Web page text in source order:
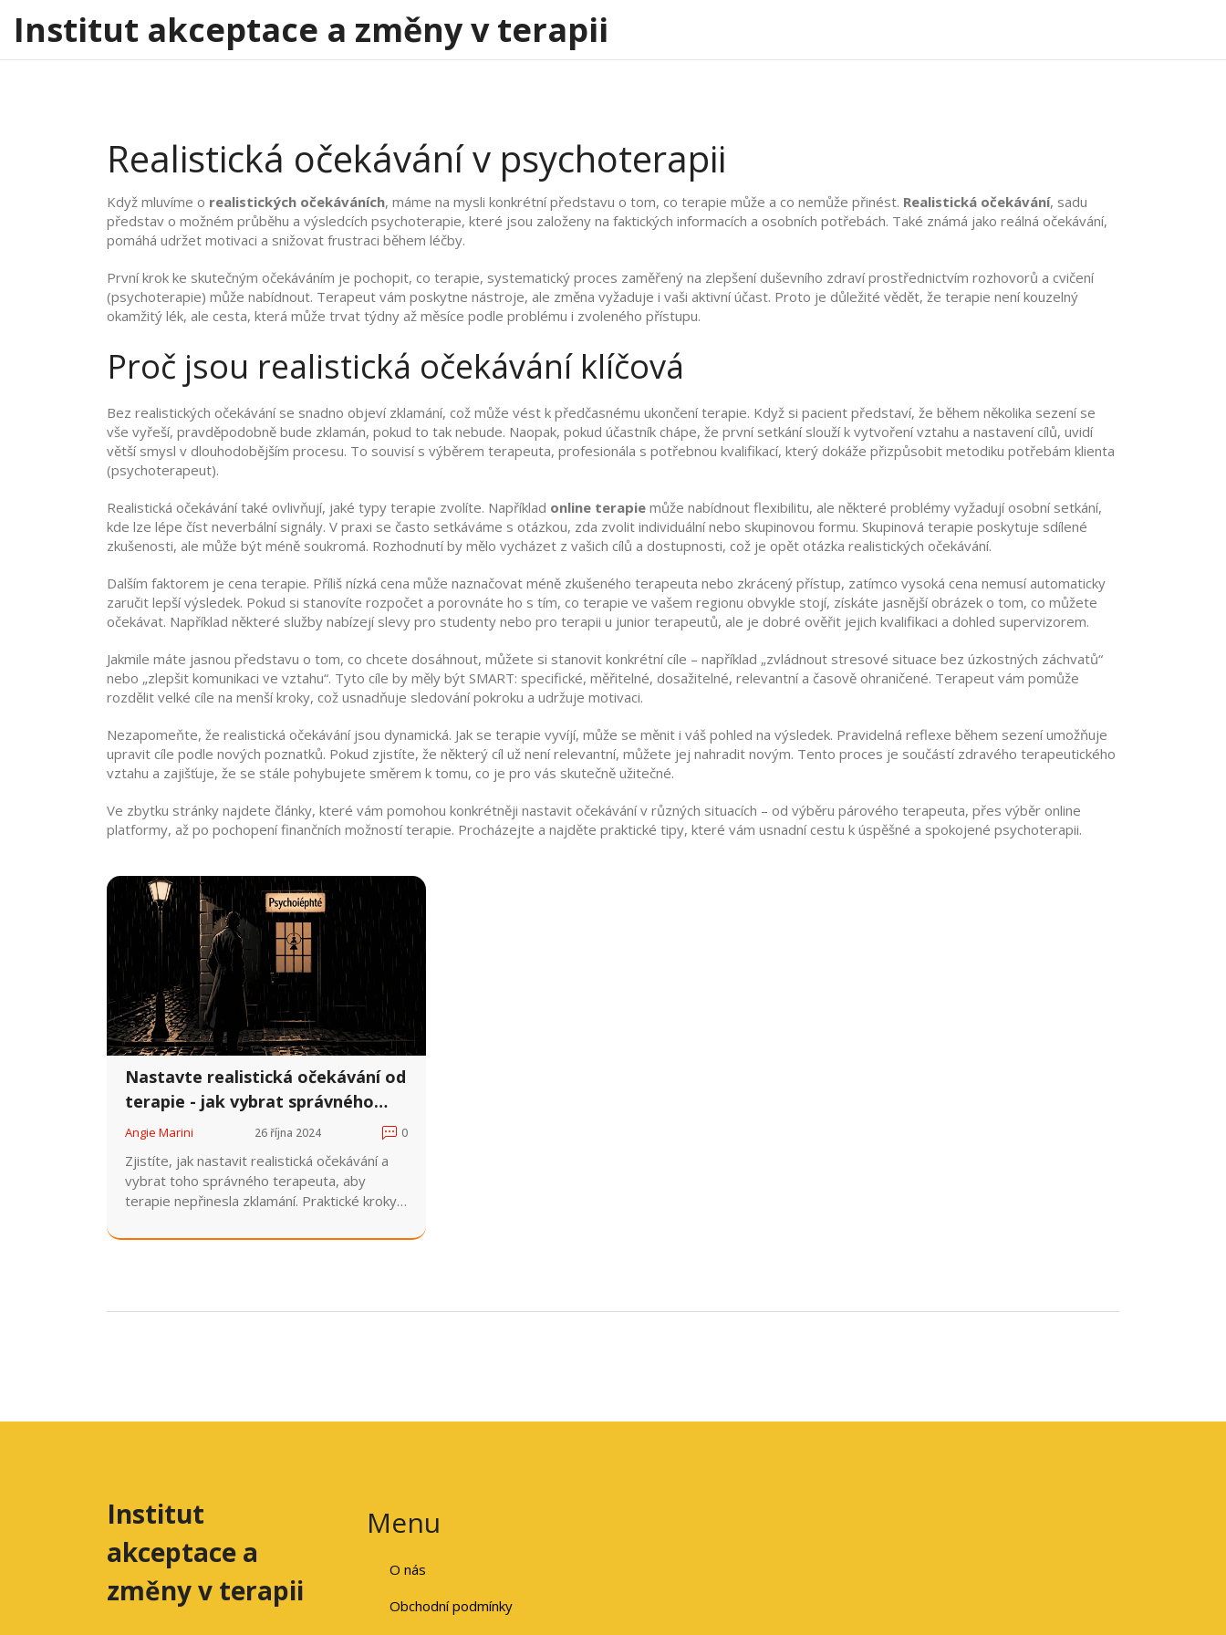
Institut akceptace a změny v terapii
Realistická očekávání v psychoterapii
Když mluvíme o realistických očekáváních, máme na mysli konkrétní představu o tom, co terapie může a co nemůže přinést. Realistická očekávání, sadu
představ o možném průběhu a výsledcích psychoterapie, které jsou založeny na faktických informacích a osobních potřebách. Také známá jako reálná očekávání,
pomáhá udržet motivaci a snižovat frustraci během léčby.
První krok ke skutečným očekáváním je pochopit, co terapie, systematický proces zaměřený na zlepšení duševního zdraví prostřednictvím rozhovorů a cvičení
(psychoterapie) může nabídnout. Terapeut vám poskytne nástroje, ale změna vyžaduje i vaši aktivní účast. Proto je důležité vědět, že terapie není kouzelný
okamžitý lék, ale cesta, která může trvat týdny až měsíce podle problému i zvoleného přístupu.
Proč jsou realistická očekávání klíčová
Bez realistických očekávání se snadno objeví zklamání, což může vést k předčasnému ukončení terapie. Když si pacient představí, že během několika sezení se
vše vyřeší, pravděpodobně bude zklamán, pokud to tak nebude. Naopak, pokud účastník chápe, že první setkání slouží k vytvoření vztahu a nastavení cílů, uvidí
větší smysl v dlouhodobějším procesu. To souvisí s výběrem terapeuta, profesionála s potřebnou kvalifikací, který dokáže přizpůsobit metodiku potřebám klienta
(psychoterapeut).
Realistická očekávání také ovlivňují, jaké typy terapie zvolíte. Například online terapie může nabídnout flexibilitu, ale některé problémy vyžadují osobní setkání,
kde lze lépe číst neverbální signály. V praxi se často setkáváme s otázkou, zda zvolit individuální nebo skupinovou formu. Skupinová terapie poskytuje sdílené
zkušenosti, ale může být méně soukromá. Rozhodnutí by mělo vycházet z vašich cílů a dostupnosti, což je opět otázka realistických očekávání.
Dalším faktorem je cena terapie. Příliš nízká cena může naznačovat méně zkušeného terapeuta nebo zkrácený přístup, zatímco vysoká cena nemusí automaticky
zaručit lepší výsledek. Pokud si stanovíte rozpočet a porovnáte ho s tím, co terapie ve vašem regionu obvykle stojí, získáte jasnější obrázek o tom, co můžete
očekávat. Například některé služby nabízejí slevy pro studenty nebo pro terapii u junior terapeutů, ale je dobré ověřit jejich kvalifikaci a dohled supervizorem.
Jakmile máte jasnou představu o tom, co chcete dosáhnout, můžete si stanovit konkrétní cíle – například „zvládnout stresové situace bez úzkostných záchvatů“
nebo „zlepšit komunikaci ve vztahu“. Tyto cíle by měly být SMART: specifické, měřitelné, dosažitelné, relevantní a časově ohraničené. Terapeut vám pomůže
rozdělit velké cíle na menší kroky, což usnadňuje sledování pokroku a udržuje motivaci.
Nezapomeňte, že realistická očekávání jsou dynamická. Jak se terapie vyvíjí, může se měnit i váš pohled na výsledek. Pravidelná reflexe během sezení umožňuje
upravit cíle podle nových poznatků. Pokud zjistíte, že některý cíl už není relevantní, můžete jej nahradit novým. Tento proces je součástí zdravého terapeutického
vztahu a zajišťuje, že se stále pohybujete směrem k tomu, co je pro vás skutečně užitečné.
Ve zbytku stránky najdete články, které vám pomohou konkrétněji nastavit očekávání v různých situacích – od výběru párového terapeuta, přes výběr online
platformy, až po pochopení finančních možností terapie. Procházejte a najděte praktické tipy, které vám usnadní cestu k úspěšné a spokojené psychoterapii.
Nastavte realistická očekávání od
terapie - jak vybrat správného
terapeuta a předejít zklamání
Angie Marini 26 října 2024 0
Zjistíte, jak nastavit realistická očekávání a
vybrat toho správného terapeuta, aby
terapie nepřinesla zklamání. Praktické kroky,
Institut
akceptace a
změny v terapii
Menu
O nás
Obchodní podmínky